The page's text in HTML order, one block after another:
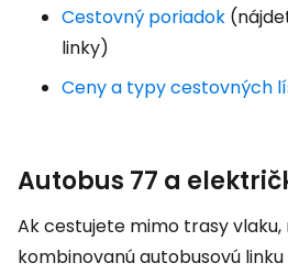
Cestovný poriadok
linky)
Ceny a typy cestovných
Autobus 77 a
Ak cestujete mimo trasy
kombinovanú autobusovú